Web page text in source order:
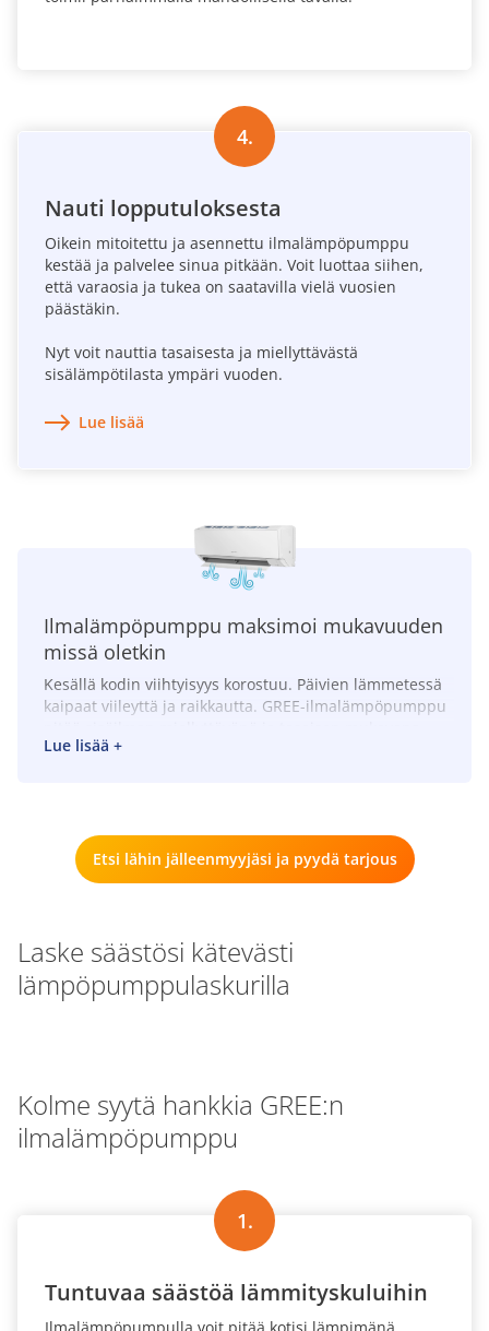
4.
Nauti lopputuloksesta
Oikein mitoitettu ja asennettu ilmalämpöpumppu
kestää ja palvelee sinua pitkään. Voit luottaa siihen,
että varaosia ja tukea on saatavilla vielä vuosien
päästäkin.
Nyt voit nauttia tasaisesta ja miellyttävästä
sisälämpötilasta ympäri vuoden.
Lue lisää
Ilmalämpöpumppu maksimoi mukavuuden
missä oletkin
Kesällä kodin viihtyisyys korostuu. Päivien lämmetessä
kaipaat viileyttä ja raikkautta. GREE-ilmalämpöpumppu
vuodenajasta riippumatta. Hiljaisen ja
Valitsemalla GREE:n valitset mukavuuden, jonka
huomaat joka päivä.
Lue lisää +
Etsi lähin jälleenmyyjäsi ja pyydä tarjous
Laske säästösi kätevästi
lämpöpumppulaskurilla
Kolme syytä hankkia GREE:n
ilmalämpöpumppu
1.
Tuntuvaa säästöä lämmityskuluihin
Ilmalämpöpumpulla voit pitää kotisi lämpimänä